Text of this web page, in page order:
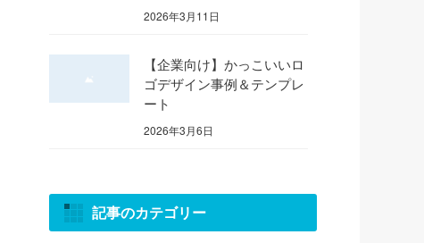
2026年3月11日
【企業向け】かっこいいロ
ゴデザイン事例＆テンプレ
ート
2026年3月6日
記事のカテゴリー